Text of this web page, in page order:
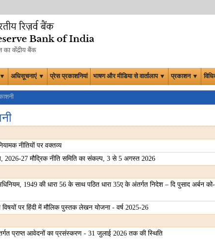
▼ अधिसूचनाएं ▼ प्रेस प्रकाशनियां भाषण और मीडिया से वार्तालाप ▼ प्रकाशन ▼
नीतियों पर वक्तव्य
2026-27 मौद्रिक नीति समिति का संकल्प, 3 से 5 अगस्त 2026
1949 की धारा 56 के साथ पठित धारा 35ए के अंतर्गत निदेश – दि पुसाद अर्बन
विषयों पर हिंदी में मौलिक पुस्तक लेखन योजना - वर्ष 2025-26
प्राप्त आवेदनों का प्रसंस्करण - 31 जुलाई 2026 तक की स्थिति